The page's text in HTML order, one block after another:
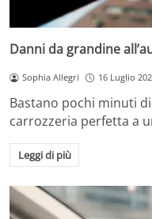
Danni da grandine
Sophia Allegri 16 Luglio
Bastano pochi minuti
carrozzeria perfetta a
Leggi di più